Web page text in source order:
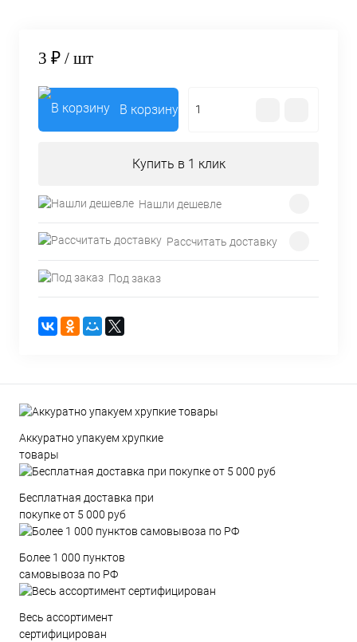
3 ₽ / шт
В корзину
Купить в 1 клик
Нашли дешевле
Рассчитать доставку
Под заказ
Аккуратно упакуем хрупкие
товары
Бесплатная доставка при
покупке от 5 000 руб
Более 1 000 пунктов
самовывоза по РФ
Весь ассортимент
сертифицирован